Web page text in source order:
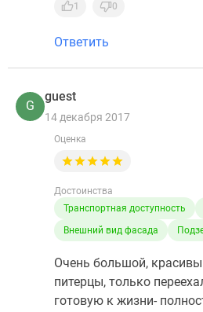
1 0
Ответить
G
guest
14 декабря 2017
Оценка
Достоинства
Транспортная доступность
Внешний вид фасада
Очень большой,
питерцы, только
готовую к жизни-